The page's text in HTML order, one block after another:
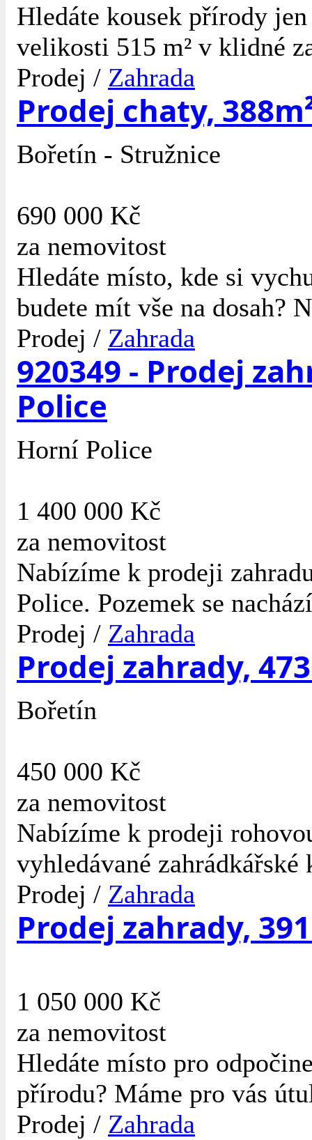
Hledáte kousek přírody
velikosti 515 m² v klidné
Prodej / Zahrada
Prodej chaty,
Bořetín - Stružnice
690 000 Kč
za nemovitost
Hledáte místo, kde si
budete mít vše na dosah?
Prodej / Zahrada
920349 - Prodej
Police
Horní Police
1 400 000 Kč
za nemovitost
Nabízíme k prodeji
Police. Pozemek se
Prodej / Zahrada
Prodej zahrady,
Bořetín
450 000 Kč
za nemovitost
Nabízíme k prodeji
vyhledávané
Prodej / Zahrada
Prodej zahrady,
1 050 000 Kč
za nemovitost
Hledáte místo pro
přírodu? Máme pro vás
Prodej / Zahrada